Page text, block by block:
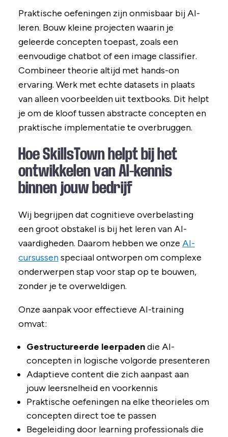
Praktische oefeningen zijn onmisbaar bij AI-
leren. Bouw kleine projecten waarin je
geleerde concepten toepast, zoals een
eenvoudige chatbot of een image classifier.
Combineer theorie altijd met hands-on
ervaring. Werk met echte datasets in plaats
van alleen voorbeelden uit textbooks. Dit helpt
je om de kloof tussen abstracte concepten en
praktische implementatie te overbruggen.
Hoe SkillsTown helpt bij het
ontwikkelen van AI-kennis
binnen jouw bedrijf
Wij begrijpen dat cognitieve overbelasting
een groot obstakel is bij het leren van AI-
vaardigheden. Daarom hebben we onze AI-
cursussenspeciaal ontworpen om complexe
onderwerpen stap voor stap op te bouwen,
zonder je te overweldigen.
Onze aanpak voor effectieve AI-training
omvat:
Gestructureerde leerpadendie AI-
concepten in logische volgorde presenteren
Adaptieve content die zich aanpast aan
jouw leersnelheid en voorkennis
Praktische oefeningen na elke theorieles om
concepten direct toe te passen
Begeleiding door learning professionals die